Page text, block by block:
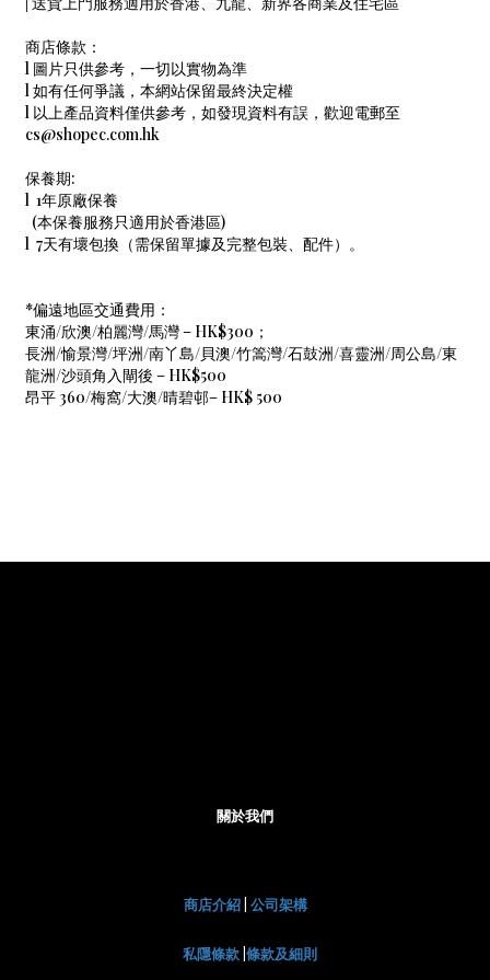
商店條款：
l 圖片只供參考，一切以實物為準
l 如有任何爭議，本網站保留最終決定權
l 以上產品資料僅供參考，如發現資料有誤，歡迎電郵至
cs@shopec.com.hk
保養期:
l 1年原廠保養
(本保養服務只適用於香港區)
l 7天有壞包換（需保留單據及完整包裝、配件）。
*偏遠地區交通費用：
東涌/欣澳/柏麗灣/馬灣 – HK$300；
長洲/愉景灣/坪洲/南丫島/貝澳/竹篙灣/石鼓洲/喜靈洲/周公島/東
龍洲/沙頭角入閘後 – HK$500
昂平 360/梅窩/大澳/晴碧邨– HK$ 500
關於我們
商店介紹| 公司架構
私隱條款 條款及細則